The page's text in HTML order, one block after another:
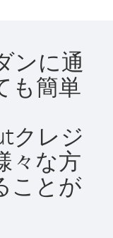
ンに通
も簡単
クレジ
々な方
ことが